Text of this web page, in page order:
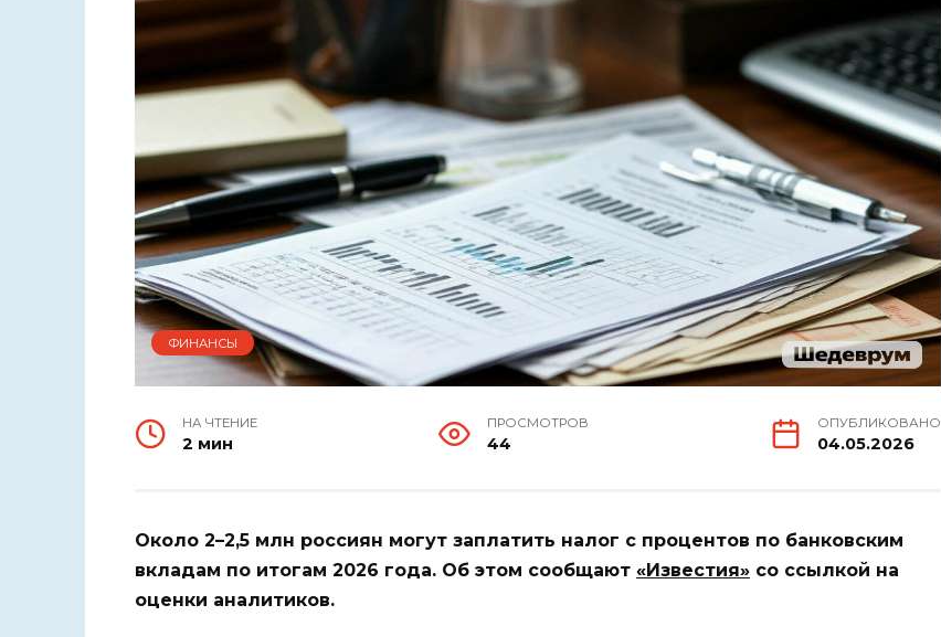
ФИНАНСЫ
НА ЧТЕНИЕ
2 мин
ПРОСМОТРОВ
44
ОПУБЛИКОВАНО
04.05.2026
Около 2–2,5 млн россиян могут заплатить налог с процентов по банковским
вкладам по итогам 2026 года. Об этом сообщают «Известия» со ссылкой на
оценки аналитиков.